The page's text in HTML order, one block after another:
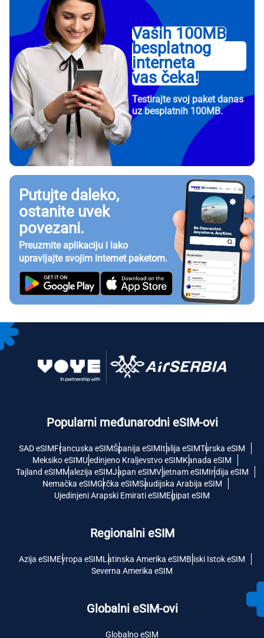
Vaših 100MB
besplatnog
interneta
vas čeka!
Testirajte svoj paket danas
uz besplatnih 100MB.
Putujte daleko,
ostanite uvek
povezani.
Preuzmite aplikaciju i lako
upravljajte svojim internet paketom.
Popularni međunarodni eSIM-ovi
SAD eSIMFrancuska eSIMŠpanija eSIMItalija eSIMTurska eSIM
Meksiko eSIMUjedinjeno Kraljevstvo eSIMKanada eSIM
Tajland eSIMMalezija eSIMJapan eSIMVijetnam eSIMIndija eSIM
Nemačka eSIMGrčka eSIMSaudijska Arabija eSIM
Ujedinjeni Arapski Emirati eSIMEgipat eSIM
Regionalni eSIM
Azija eSIMEvropa eSIMLatinska Amerika eSIMBliski Istok eSIM
Severna Amerika eSIM
Globalni eSIM-ovi
Globalno eSIM